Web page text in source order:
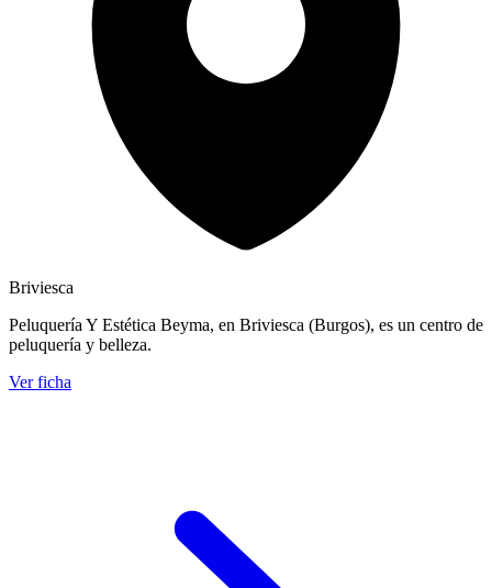
Briviesca
Peluquería Y Estética Beyma, en Briviesca (Burgos), es un centro de
peluquería y belleza.
Ver ficha